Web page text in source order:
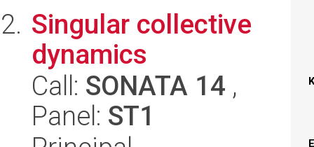
Singular collective
dynamics
Call: SONATA 14 ,
Panel: ST1